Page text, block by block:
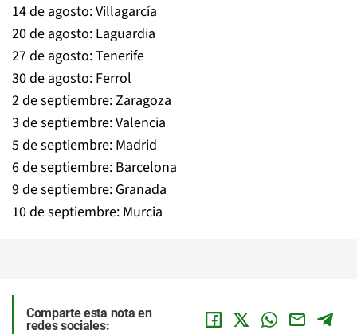
14 de agosto: Villagarcía
20 de agosto: Laguardia
27 de agosto: Tenerife
30 de agosto: Ferrol
2 de septiembre: Zaragoza
3 de septiembre: Valencia
5 de septiembre: Madrid
6 de septiembre: Barcelona
9 de septiembre: Granada
10 de septiembre: Murcia
Comparte esta nota en
redes sociales: